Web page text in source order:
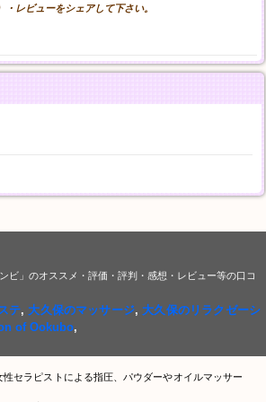
レビューをシェアして下さい。
ビ」のオススメ・評価・評判・感想・レビュー等の口コ
テ, 大久保のマッサージ, 大久保のリラクゼーシ
of Ookubo,
セラピストによる指圧、パウダーやオイルマッサー